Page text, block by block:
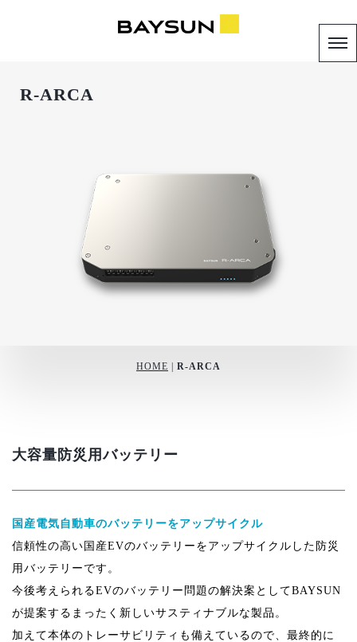
R-ARCA
HOME | R-ARCA
大容量防災用バッテリー
国産電気自動車のバッテリーをアップサイクル
信頼性の高い国産EVのバッテリーをアップサイクルした防災
用バッテリーです。
今後考えられるEVのバッテリー問題の解決案としてBAYSUN
が提案するまったく新しいサスティナブルな製品。
加えて本体のトレーサビリティも備えているので、最終的に